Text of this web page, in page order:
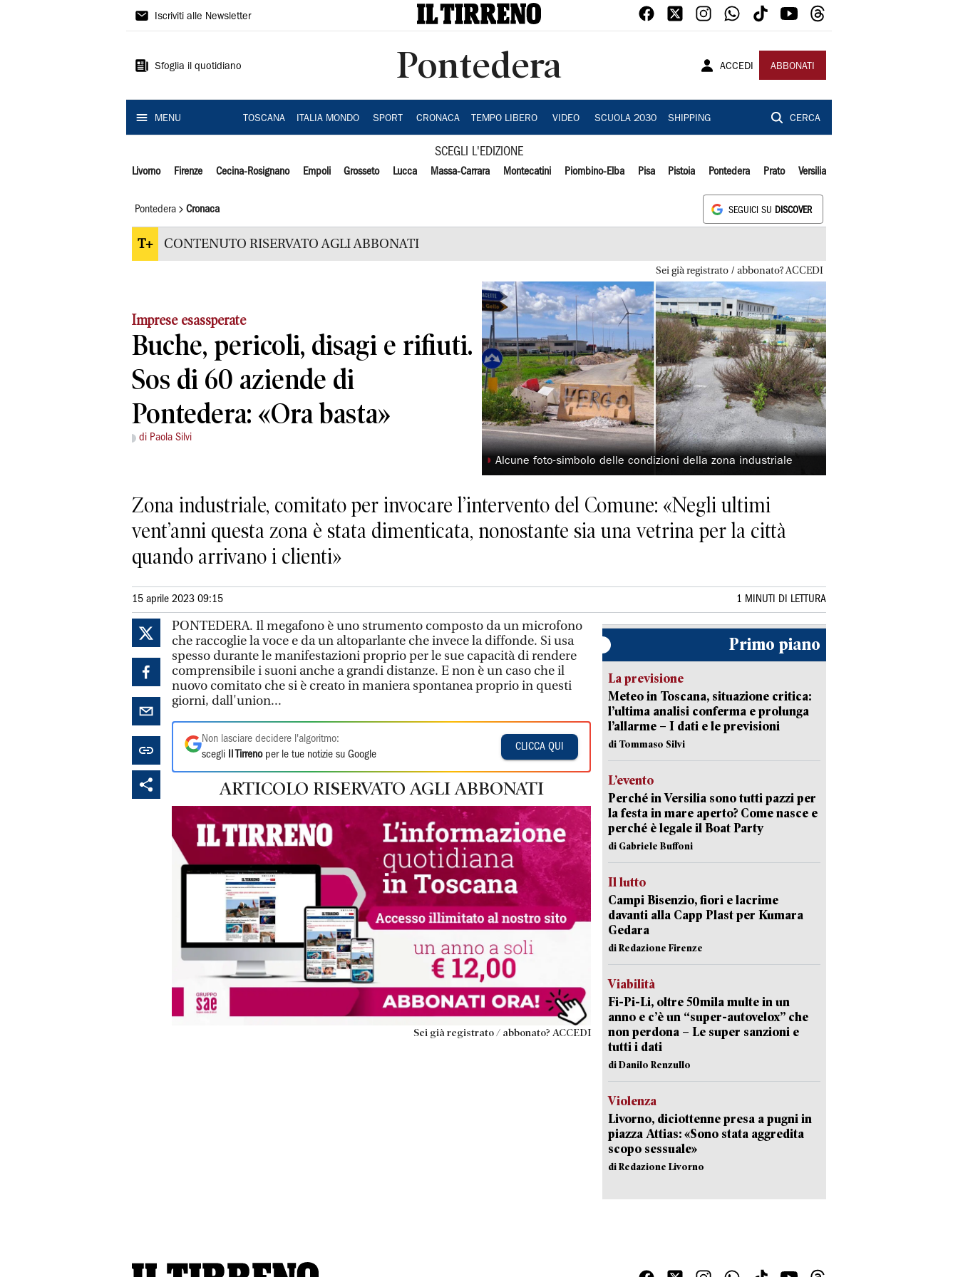
Il
Iscriviti alle Newsletter
Sfoglia il quotidiano Pontedera ACCEDI ABBONATI
MENU TOSCANA ITALIA MONDO SPORT CRONACA TEMPO LIBERO VIDEO SCUOLA 2030 SHIPPING CERCA
SCEGLI L'EDIZIONE
Livorno Firenze Cecina-Rosignano Empoli Grosseto Lucca Massa-Carrara Montecatini Piombino-Elba Pisa Pistoia Pontedera Prato Versilia
Pontedera Cronaca SEGUICI SU DISCOVER
T+ CONTENUTO RISERVATO AGLI ABBONATI
Sei già registrato / abbonato? ACCEDI
Imprese esassperate
Buche, pericoli, disagi e rifiuti.
Sos di 60 aziende di
Pontedera: «Ora basta»
di Paola Silvi
◗ Alcune foto-simbolo delle condizioni della zona industriale
Zona industriale, comitato per invocare l’intervento del Comune: «Negli ultimi
vent’anni questa zona è stata dimenticata, nonostante sia una vetrina per la città
quando arrivano i clienti»
15 aprile 2023 09:15 1 MINUTI DI LETTURA
PONTEDERA. Il megafono è uno strumento composto da un microfono
che raccoglie la voce e da un altoparlante che invece la diffonde. Si usa
spesso durante le manifestazioni proprio per le sue capacità di rendere
comprensibile i suoni anche a grandi distanze. E non è un caso che il
nuovo comitato che si è creato in maniera spontanea proprio in questi
giorni, dall'union...
Non lasciare decidere l'algoritmo:
scegli
Il Tirrenoper le tue notizie su Google
CLICCA QUI
ARTICOLO RISERVATO AGLI ABBONATI
Sei già registrato / abbonato? ACCEDI
Primo piano
La previsione
Meteo in Toscana, situazione critica:
l’ultima analisi conferma e prolunga
l’allarme – I dati e le previsioni
di Tommaso Silvi
L’evento
Perché in Versilia sono tutti pazzi per
la festa in mare aperto? Come nasce e
perché è legale il Boat Party
di Gabriele Buffoni
Il lutto
Campi Bisenzio, fiori e lacrime
davanti alla Capp Plast per Kumara
Gedara
di Redazione Firenze
Viabilità
Fi-Pi-Li, oltre 50mila multe in un
anno e c’è un “super-autovelox” che
non perdona – Le super sanzioni e
tutti i dati
di Danilo Renzullo
Violenza
Livorno, diciottenne presa a pugni in
piazza Attias: «Sono stata aggredita
scopo sessuale»
di Redazione Livorno